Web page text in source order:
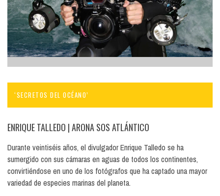
‘SECRETOS DEL OCÉANO’
ENRIQUE TALLEDO | ARONA SOS ATLÁNTICO
Durante veintiséis años, el divulgador Enrique Talledo se ha
sumergido con sus cámaras en aguas de todos los continentes,
convirtiéndose en uno de los fotógrafos que ha captado una mayor
variedad de especies marinas del planeta.